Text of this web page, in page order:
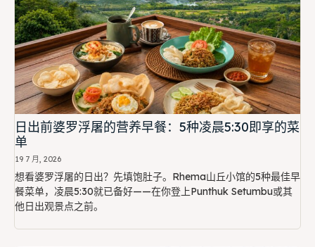
日出前婆罗浮屠的营养早餐：5种凌晨5:30即享的菜
单
19 7 月, 2026
想看婆罗浮屠的日出？先填饱肚子。Rhema山丘小馆的5种最佳早
餐菜单，凌晨5:30就已备好——在你登上Punthuk Setumbu或其
他日出观景点之前。